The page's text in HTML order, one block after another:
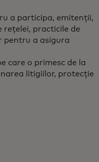
a participa, emitenții,
rețelei, practicile de
pentru a asigura
care o primesc de la
litigiilor, protecție